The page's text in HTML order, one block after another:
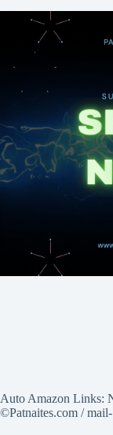
Auto Amazon Links:
©Patnaites.com /